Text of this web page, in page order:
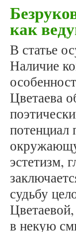
как
В статье
Наличие
Цветаева
потенциал
эстетизм,
судьбу
в некую